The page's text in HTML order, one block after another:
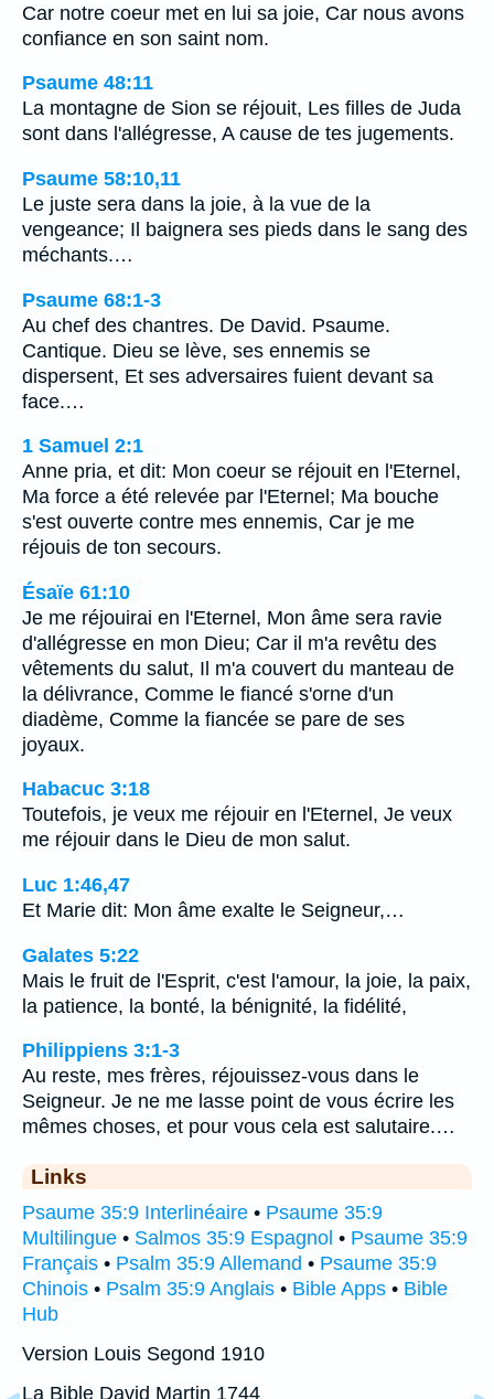
Car notre coeur met en lui sa joie, Car nous avons
confiance en son saint nom.
Psaume 48:11
La montagne de Sion se réjouit, Les filles de Juda
sont dans l'allégresse, A cause de tes jugements.
Psaume 58:10,11
Le juste sera dans la joie, à la vue de la
vengeance; Il baignera ses pieds dans le sang des
méchants.…
Psaume 68:1-3
Au chef des chantres. De David. Psaume.
Cantique. Dieu se lève, ses ennemis se
dispersent, Et ses adversaires fuient devant sa
face.…
1 Samuel 2:1
Anne pria, et dit: Mon coeur se réjouit en l'Eternel,
Ma force a été relevée par l'Eternel; Ma bouche
s'est ouverte contre mes ennemis, Car je me
réjouis de ton secours.
Ésaïe 61:10
Je me réjouirai en l'Eternel, Mon âme sera ravie
d'allégresse en mon Dieu; Car il m'a revêtu des
vêtements du salut, Il m'a couvert du manteau de
la délivrance, Comme le fiancé s'orne d'un
diadème, Comme la fiancée se pare de ses
joyaux.
Habacuc 3:18
Toutefois, je veux me réjouir en l'Eternel, Je veux
me réjouir dans le Dieu de mon salut.
Luc 1:46,47
Et Marie dit: Mon âme exalte le Seigneur,…
Galates 5:22
Mais le fruit de l'Esprit, c'est l'amour, la joie, la paix,
la patience, la bonté, la bénignité, la fidélité,
Philippiens 3:1-3
Au reste, mes frères, réjouissez-vous dans le
Seigneur. Je ne me lasse point de vous écrire les
mêmes choses, et pour vous cela est salutaire.…
Links
Psaume 35:9 Interlinéaire • Psaume 35:9
Multilingue • Salmos 35:9 Espagnol • Psaume 35:9
Français • Psalm 35:9 Allemand • Psaume 35:9
Chinois • Psalm 35:9 Anglais • Bible Apps • Bible
Hub
Version Louis Segond 1910
La Bible David Martin 1744